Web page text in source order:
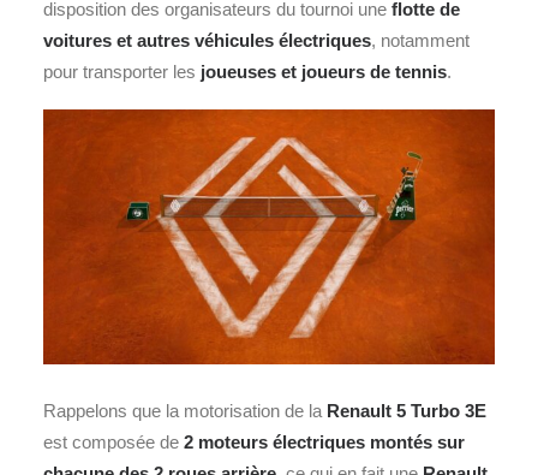
disposition des organisateurs du tournoi une flotte de
voitures et autres véhicules électriques, notamment
pour transporter les joueuses et joueurs de tennis.
Rappelons que la motorisation de la Renault 5 Turbo 3E
est composée de 2 moteurs électriques montés sur